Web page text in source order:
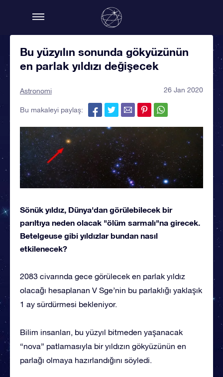
Bu yüzyılın sonunda gökyüzünün
en parlak yıldızı değişecek
Astronomi 26 Jan 2020
Bu makaleyi paylaş:
Sönük yıldız, Dünya'dan görülebilecek bir
parıltıya neden olacak "ölüm sarmalı"na girecek.
Betelgeuse gibi yıldızlar bundan nasıl
etkilenecek?
2083 civarında gece görülecek en parlak yıldız
olacağı hesaplanan V Sge’nin bu parlaklığı yaklaşık
1 ay sürdürmesi bekleniyor.
Bilim insanları, bu yüzyıl bitmeden yaşanacak
“nova” patlamasıyla bir yıldızın gökyüzünün en
parlağı olmaya hazırlandığını söyledi.